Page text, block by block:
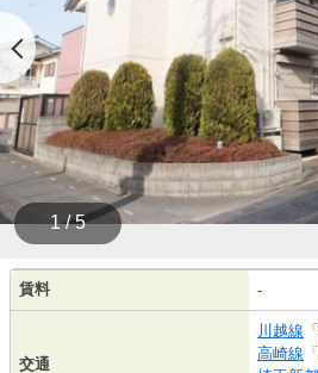
1 / 5
賃料 -
交通
川越線 「
高崎線 「